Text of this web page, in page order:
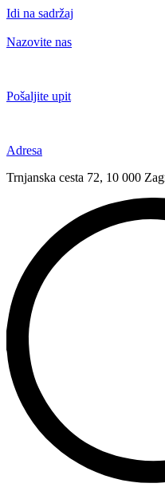
Idi na sadržaj
Nazovite nas
Pošaljite upit
Adresa
Trnjanska cesta 72, 10 000